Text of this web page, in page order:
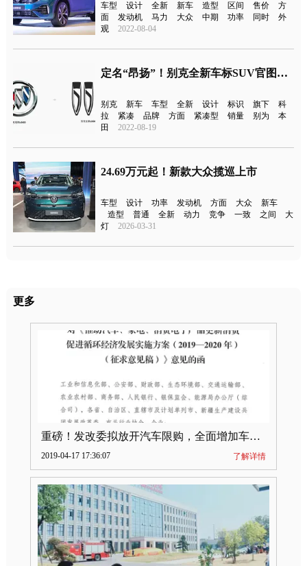
车型 设计 全新 新车 造型 区间 售价
方
面
发动机 马力 大众 中期 功率 同时
外
观
2022-08-04
定名“昂扬”！别克全新车标SUV官图公布
别克 新车 车型 全新 设计 标识 旗下
科
拉
紧凑 品牌 方面 紧凑型 销量 别为
本
田
2022-08-19
24.69万元起！新款大众揽巡上市
车型 设计 功率 发动机 方面 大众
新车
造型
普通 全新 动力 竞争 一致 之间
大
灯
2026-03-31
更多
重磅！发改委拟放开汽车限购，全面增加车牌指标
2019-04-17 17:36:07 了解详情